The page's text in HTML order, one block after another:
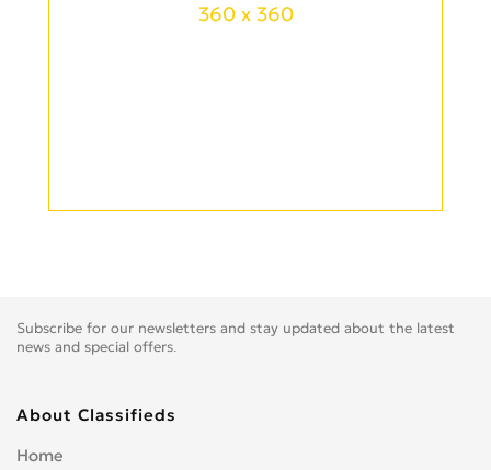
360 x 360
Subscribe for our newsletters and stay updated about the latest
news and special offers.
About Classifieds
Home